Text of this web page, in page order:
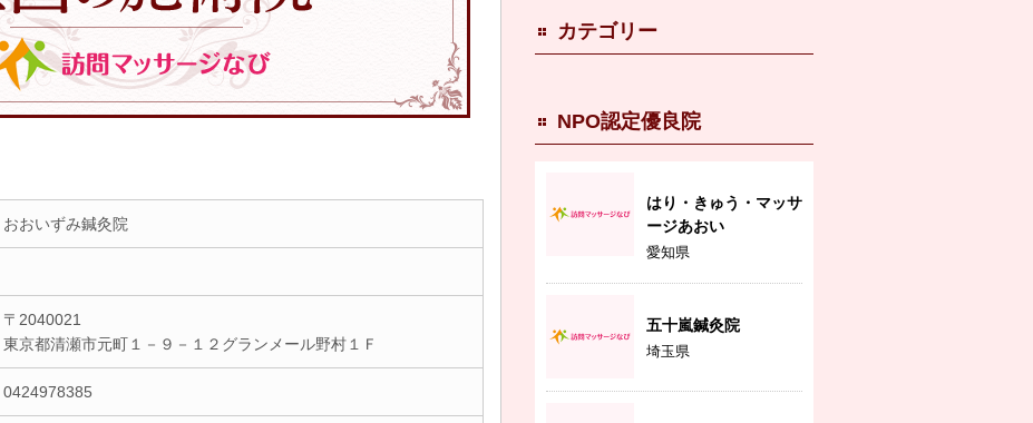
おおいずみ鍼灸院
〒2040021
東京都清瀬市元町１－９－１２グランメール野村１Ｆ
0424978385
カテゴリー
NPO認定優良院
はり・きゅう・マッサ
ージあおい
愛知県
五十嵐鍼灸院
埼玉県